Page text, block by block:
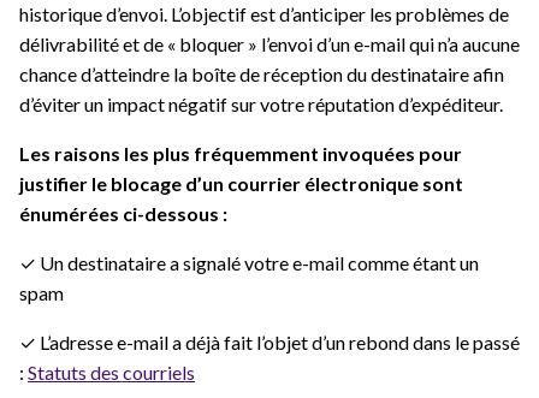
historique d’envoi. L’objectif est d’anticiper les problèmes de
délivrabilité et de « bloquer » l’envoi d’un e-mail qui n’a aucune
chance d’atteindre la boîte de réception du destinataire afin
d’éviter un impact négatif sur votre réputation d’expéditeur.
Les raisons les plus fréquemment invoquées pour
justifier le blocage d’un courrier électronique sont
énumérées ci-dessous :
✓ Un destinataire a signalé votre e-mail comme étant un
spam
✓ L’adresse e-mail a déjà fait l’objet d’un rebond dans le passé
: Statuts des courriels